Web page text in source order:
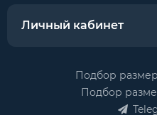
Личный кабинет
Подбор
Подбор